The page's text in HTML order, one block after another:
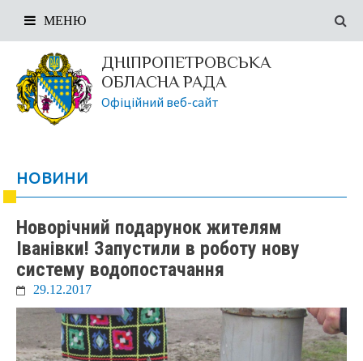
ДНІПРОПЕТРОВСЬКА
ОБЛАСНА РАДА
Офіційний веб-сайт
МЕНЮ
НОВИНИ
Новорічний подарунок жителям
Іванівки! Запустили в роботу нову
систему водопостачання
29.12.2017